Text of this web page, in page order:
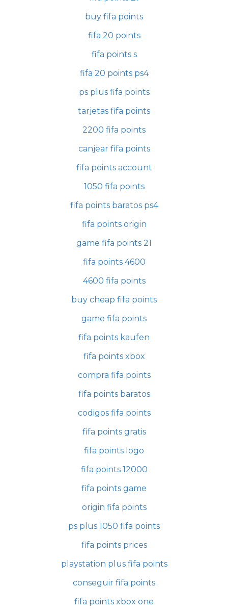
buy fifa points
fifa 20 points
fifa points s
fifa 20 points ps4
ps plus fifa points
tarjetas fifa points
2200 fifa points
canjear fifa points
fifa points account
1050 fifa points
fifa points baratos ps4
fifa points origin
game fifa points 21
fifa points 4600
4600 fifa points
buy cheap fifa points
game fifa points
fifa points kaufen
fifa points xbox
compra fifa points
fifa points baratos
codigos fifa points
fifa points gratis
fifa points logo
fifa points 12000
fifa points game
origin fifa points
ps plus 1050 fifa points
fifa points prices
playstation plus fifa points
conseguir fifa points
fifa points xbox one